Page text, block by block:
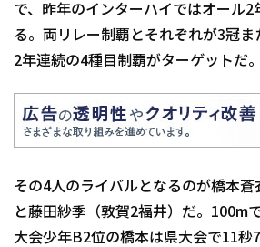
で、昨年のインターハイではオール2
る。両リレー制覇とそれぞれが3冠ま
2年連続の4種目制覇がターゲットだ。
その4人のライバルとなるのが橋本蒼
と藤田紗季（敦賀2福井）だ。100m
大会少年B2位の橋本は県大会で11秒